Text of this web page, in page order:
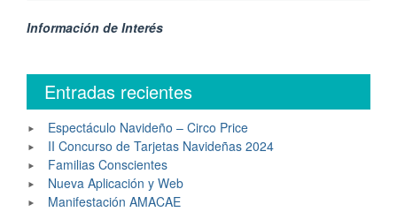
Información de Interés
Entradas recientes
Espectáculo Navideño – Circo Price
II Concurso de Tarjetas Navideñas 2024
Familias Conscientes
Nueva Aplicación y Web
Manifestación AMACAE